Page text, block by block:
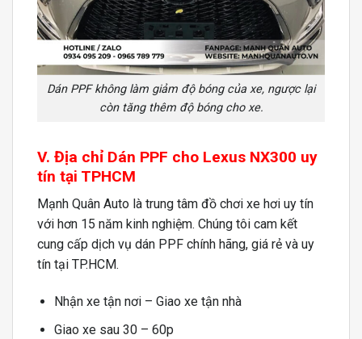
Dán PPF không làm giảm độ bóng của xe, ngược lại
còn tăng thêm độ bóng cho xe.
V. Địa chỉ Dán PPF cho Lexus NX300 uy
tín tại TPHCM
Mạnh Quân Auto là trung tâm đồ chơi xe hơi uy tín
với hơn 15 năm kinh nghiệm. Chúng tôi cam kết
cung cấp dịch vụ dán PPF chính hãng, giá rẻ và uy
tín tại TP.HCM.
Nhận xe tận nơi – Giao xe tận nhà
Giao xe sau 30 – 60p